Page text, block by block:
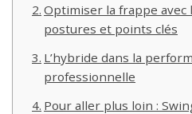
Optimiser la frappe avec
postures et points clés
L’hybride dans la
professionnelle
Pour aller plus loin :